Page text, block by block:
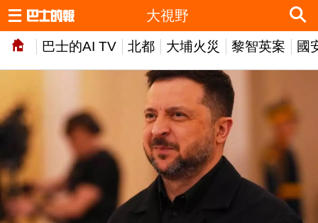
巴士的AI TV 北都 大埔火災 黎智英案 國
大視野